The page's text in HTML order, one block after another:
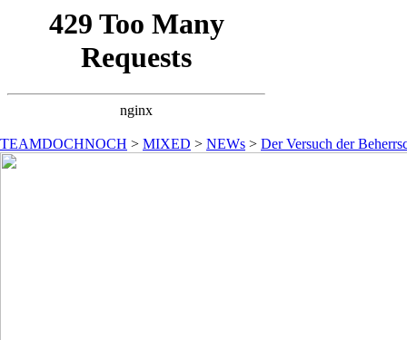
TEAMDOCHNOCH > MIXED > NEWs > Der Versuch der